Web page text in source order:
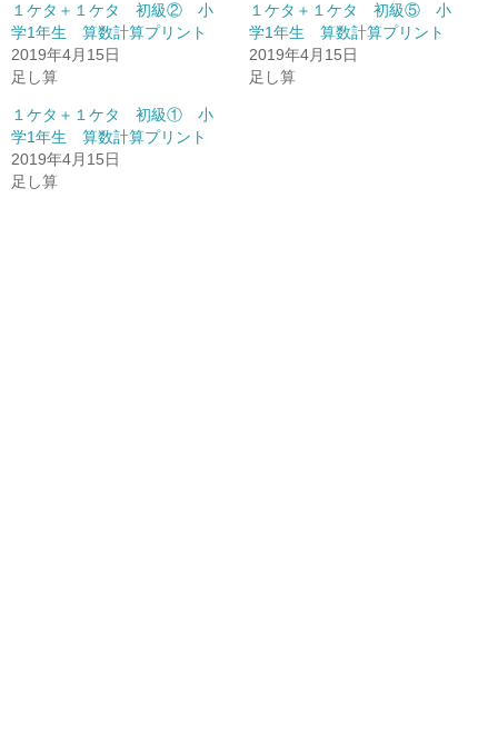
１ケタ＋１ケタ 初級② 小
学1年生 算数計算プリント
2019年4月15日
足し算
１ケタ＋１ケタ 初級⑤ 小
学1年生 算数計算プリント
2019年4月15日
足し算
１ケタ＋１ケタ 初級① 小
学1年生 算数計算プリント
2019年4月15日
足し算